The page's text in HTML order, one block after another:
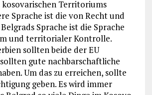
kosovarischen Territoriums
Sprache ist die von Recht und
Sprache ist die Sprache
und territorialer Kontrolle.
sollten beide der EU
gute nachbarschaftliche
Um das zu erreichen, sollte
geben. Es wird immer